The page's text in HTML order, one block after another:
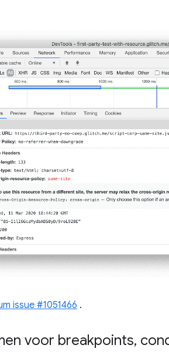
issue #1051466 .
voor breakpoints,